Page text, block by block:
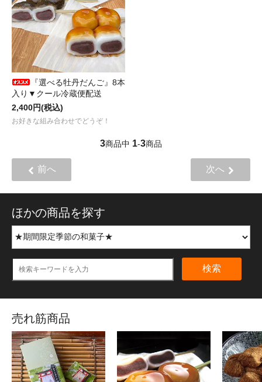
『選べる牡丹だんご』8本
入り▼クール冷蔵便配送
2,400円(税込)
お好きな組み合わせでどうぞ！
3商品中 1-3商品
前へ 次へ
ほかの商品を探す
検索
売れ筋商品